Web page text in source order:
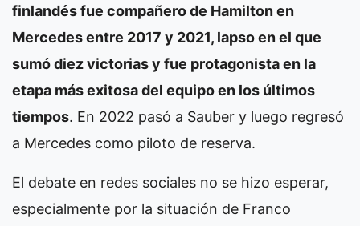
finlandés fue compañero de Hamilton en
Mercedes entre 2017 y 2021, lapso en el que
sumó diez victorias y fue protagonista en la
etapa más exitosa del equipo en los últimos
tiempos. En 2022 pasó a Sauber y luego regresó
a Mercedes como piloto de reserva.
El debate en redes sociales no se hizo esperar,
especialmente por la situación de Franco